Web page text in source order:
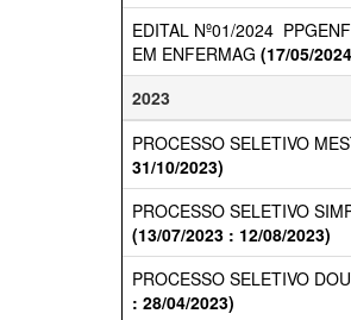
EDITAL Nº01/2024 
EM ENFERMAG (17/05/
2023
PROCESSO SELETIVO
31/10/2023)
PROCESSO SELETIVO
(13/07/2023 : 12/08/2023)
PROCESSO SELETIVO
: 28/04/2023)